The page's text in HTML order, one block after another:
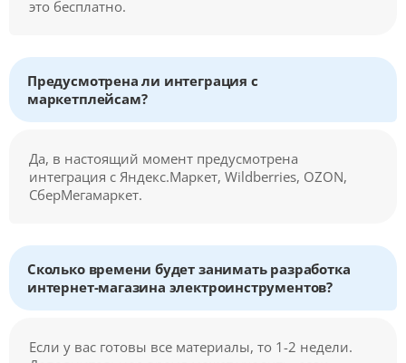
это бесплатно.
Предусмотрена ли интеграция с
маркетплейсам?
Да, в настоящий момент предусмотрена
интеграция с Яндекс.Маркет, Wildberries, OZON,
СберМегамаркет.
Сколько времени будет занимать разработка
интернет-магазина электроинструментов?
Если у вас готовы все материалы, то 1-2 недели.